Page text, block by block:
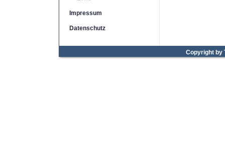
Impressum
Datenschutz
Copyright by